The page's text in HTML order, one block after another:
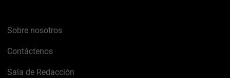
Sobre nosotros
Contáctenos
Sala de Redacción